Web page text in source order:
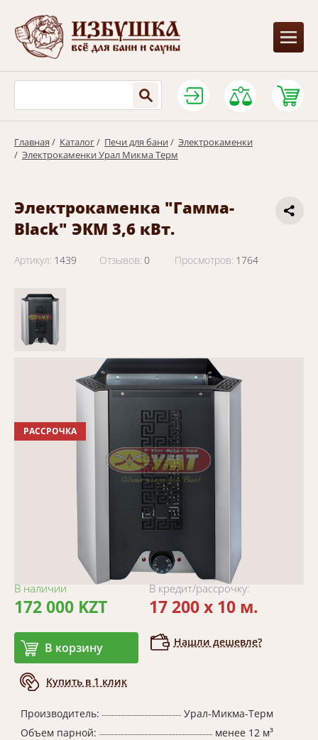
Главная / Каталог/ Печи для бани/ Электрокаменки
/ Электрокаменки Урал Микма Терм
Электрокаменка "Гамма-
Black" ЭКМ 3,6 кВт.
Артикул: 1439 Отзывов: 0 Просмотров: 1764
РАССРОЧКА
В наличии
172 000 KZT
В корзину
Купить в 1 клик
В кредит/рассрочку:
17 200 x 10 м.
Нашли дешевле?
Производитель:
Урал-Микма-Терм
Объем парной:
менее 12 м³